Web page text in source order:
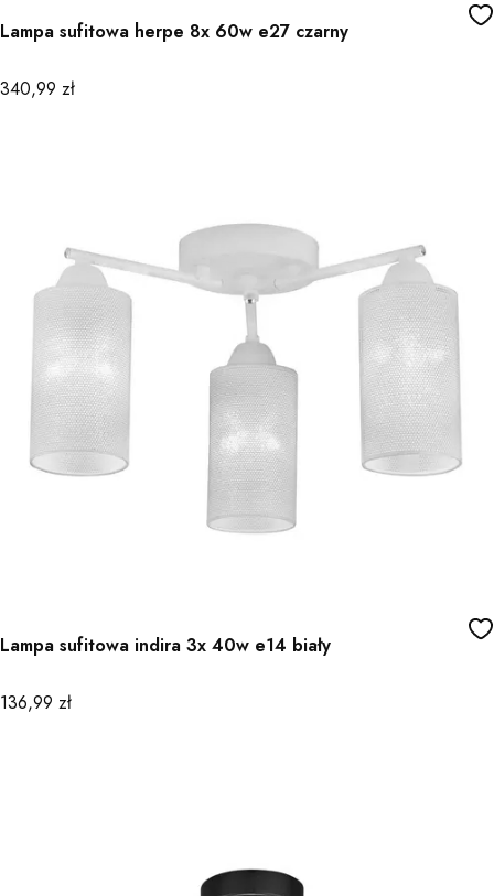
Lampa sufitowa herpe 8x 60w e27 czarny
Cena
340,99 zł
Lampa sufitowa indira 3x 40w e14 biały
Cena
136,99 zł